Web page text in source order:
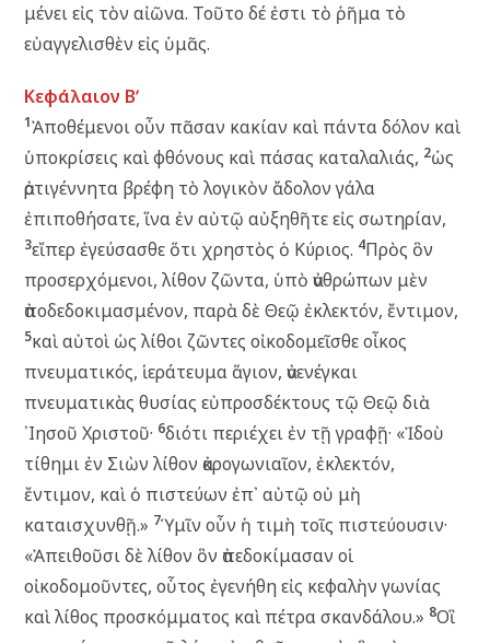
μένει εἰς τὸν αἰῶνα. Τοῦτο δέ ἐστι τὸ ῥῆμα τὸ
εὐαγγελισθὲν εἰς ὑμᾶς.
Κεφάλαιον Βʹ
1Ἀποθέμενοι οὖν πᾶσαν κακίαν καὶ πάντα δόλον καὶ
ὑποκρίσεις καὶ φθόνους καὶ πάσας καταλαλιάς, 2ὡς
ἀρτιγέννητα βρέφη τὸ λογικὸν ἄδολον γάλα
ἐπιποθήσατε, ἵνα ἐν αὐτῷ αὐξηθῆτε εἰς σωτηρίαν,
3εἴπερ ἐγεύσασθε ὅτι χρηστὸς ὁ Κύριος. 4Πρὸς ὃν
προσερχόμενοι, λίθον ζῶντα, ὑπὸ ἀνθρώπων μὲν
ἀποδεδοκιμασμένον, παρὰ δὲ Θεῷ ἐκλεκτόν, ἔντιμον,
5καὶ αὐτοὶ ὡς λίθοι ζῶντες οἰκοδομεῖσθε οἶκος
πνευματικός, ἱεράτευμα ἅγιον, ἀνενέγκαι
πνευματικὰς θυσίας εὐπροσδέκτους τῷ Θεῷ διὰ
᾿Ιησοῦ Χριστοῦ· 6διότι περιέχει ἐν τῇ γραφῇ· «Ἰδοὺ
τίθημι ἐν Σιὼν λίθον ἀκρογωνιαῖον, ἐκλεκτόν,
ἔντιμον, καὶ ὁ πιστεύων ἐπ᾽ αὐτῷ οὐ μὴ
καταισχυνθῇ.» 7Ὑμῖν οὖν ἡ τιμὴ τοῖς πιστεύουσιν·
«Ἀπειθοῦσι δὲ λίθον ὃν ἀπεδοκίμασαν οἱ
οἰκοδομοῦντες, οὗτος ἐγενήθη εἰς κεφαλὴν γωνίας
καὶ λίθος προσκόμματος καὶ πέτρα σκανδάλου.» 8Οἳ